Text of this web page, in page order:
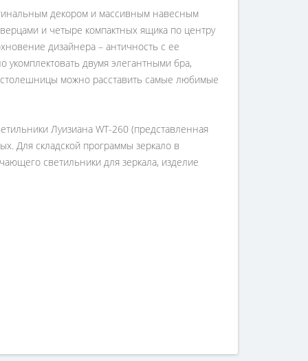
декором и массивным навесным
и четыре компактных ящика по центру
дизайнера – античность с ее
двумя элегантными бра,
можно расставить самые любимые
Луизиана WT-260 (представленная
Для складской программы зеркало в
светильники для зеркала, изделие